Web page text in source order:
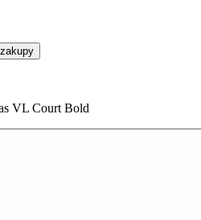
VL Court Bold